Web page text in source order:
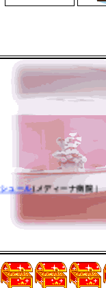
[メディーナ病院 ]